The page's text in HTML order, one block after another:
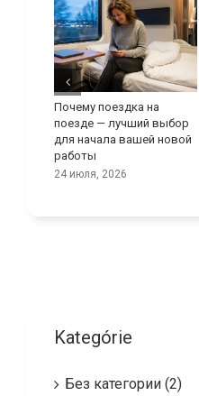
Почему поездка на
поезде — лучший выбор
для начала вашей новой
работы
24 июля, 2026
Kategórie
Без категории (2)